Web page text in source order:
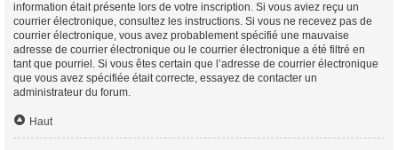
information était présente lors de votre inscription. Si vous aviez reçu un
courrier électronique, consultez les instructions. Si vous ne recevez pas de
courrier électronique, vous avez probablement spécifié une mauvaise
adresse de courrier électronique ou le courrier électronique a été filtré en
tant que pourriel. Si vous êtes certain que l’adresse de courrier électronique
que vous avez spécifiée était correcte, essayez de contacter un
administrateur du forum.
Haut